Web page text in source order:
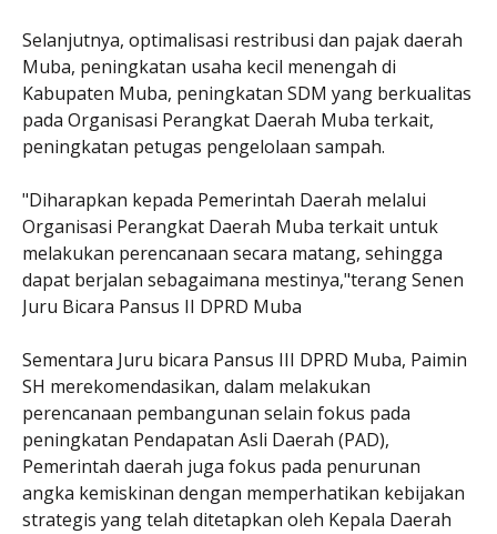
Selanjutnya, optimalisasi restribusi dan pajak daerah
Muba, peningkatan usaha kecil menengah di
Kabupaten Muba, peningkatan SDM yang berkualitas
pada Organisasi Perangkat Daerah Muba terkait,
peningkatan petugas pengelolaan sampah.
"Diharapkan kepada Pemerintah Daerah melalui
Organisasi Perangkat Daerah Muba terkait untuk
melakukan perencanaan secara matang, sehingga
dapat berjalan sebagaimana mestinya,"terang Senen
Juru Bicara Pansus II DPRD Muba
Sementara Juru bicara Pansus III DPRD Muba, Paimin
SH merekomendasikan, dalam melakukan
perencanaan pembangunan selain fokus pada
peningkatan Pendapatan Asli Daerah (PAD),
Pemerintah daerah juga fokus pada penurunan
angka kemiskinan dengan memperhatikan kebijakan
strategis yang telah ditetapkan oleh Kepala Daerah